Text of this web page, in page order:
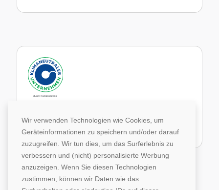
Wir verwenden Technologien wie Cookies, um
Geräteinformationen zu speichern und/oder darauf
zuzugreifen. Wir tun dies, um das Surferlebnis zu
verbessern und (nicht) personalisierte Werbung
anzuzeigen. Wenn Sie diesen Technologien
zustimmen, können wir Daten wie das
Emissionen durch weltweite Projekte aus.
Zur Website von Climate Extender: Klimaneutrales Unternehmen